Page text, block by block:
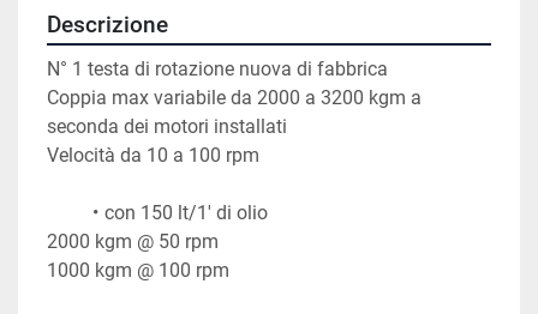
Descrizione
N° 1 testa di rotazione nuova di fabbrica
Coppia max variabile da 2000 a 3200 kgm a
seconda dei motori installati
Velocità da 10 a 100 rpm
con 150 lt/1' di olio
2000 kgm @ 50 rpm
1000 kgm @ 100 rpm